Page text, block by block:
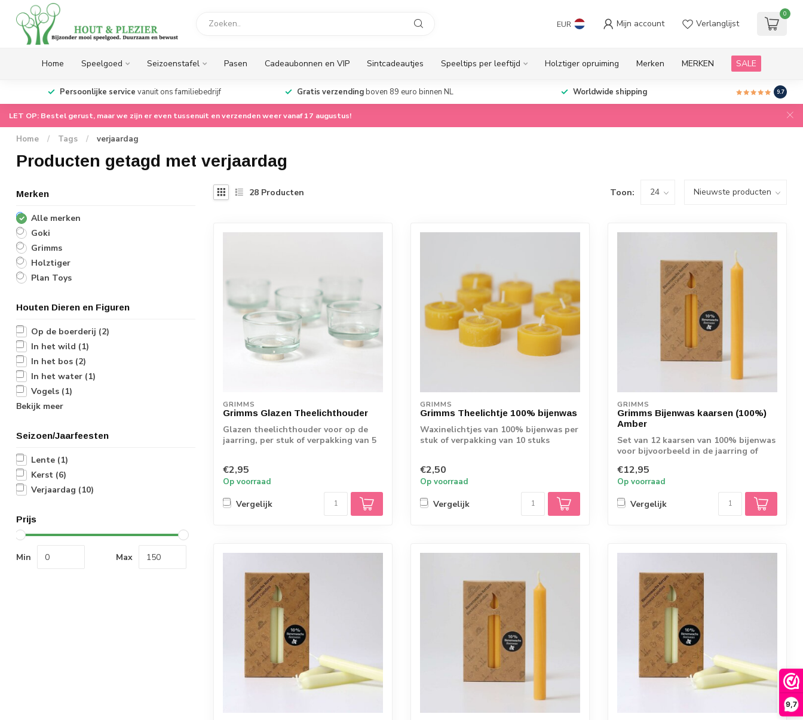
9,7
EUR Mijn account Verlanglijst
0
Home Speelgoed Seizoenstafel Pasen Cadeaubonnen en VIP Sintcadeautjes Speeltips per leeftijd Holztiger opruiming Merken MERKEN SALE
Persoonlijke service vanuit ons familiebedrijf Gratis verzendingboven 89 euro binnen NL Worldwide shipping 9.7
LET OP: Bestel gerust, maar we zijn er even tussenuit en verzenden weer vanaf 17 augustus!
Home / Tags / verjaardag
Producten getagd met verjaardag
Merken
Alle merken
Goki
Grimms
Holztiger
Plan Toys
Houten Dieren en Figuren
Op de boerderij (2)
In het wild (1)
In het bos (2)
In het water (1)
Vogels (1)
Bekijk meer
Seizoen/Jaarfeesten
Lente (1)
Kerst (6)
Verjaardag (10)
Prijs
Min Max
28 Producten Toon:
GRIMMS
Grimms Glazen Theelichthouder
Glazen theelichthouder voor op de
jaarring, per stuk of verpakking van 5
€2,95
Op voorraad
Vergelijk
GRIMMS
Grimms Theelichtje 100% bijenwas
Waxinelichtjes van 100% bijenwas per
stuk of verpakking van 10 stuks
€2,50
Op voorraad
Vergelijk
GRIMMS
Grimms Bijenwas kaarsen (100%)
Amber
Set van 12 kaarsen van 100% bijenwas
voor bijvoorbeeld in de jaarring of
€12,95
Op voorraad
Vergelijk